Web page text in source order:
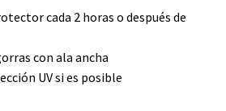
cada 2 horas o después de
con ala ancha
UV si es posible